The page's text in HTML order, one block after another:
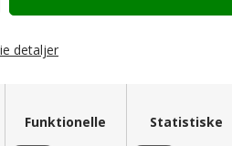
detaljer
Funktionelle Statistiske